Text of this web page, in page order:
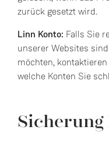
zurück gesetzt wird.
Linn Konto: Falls Sie
unserer Websites
möchten,
welche Konten Sie